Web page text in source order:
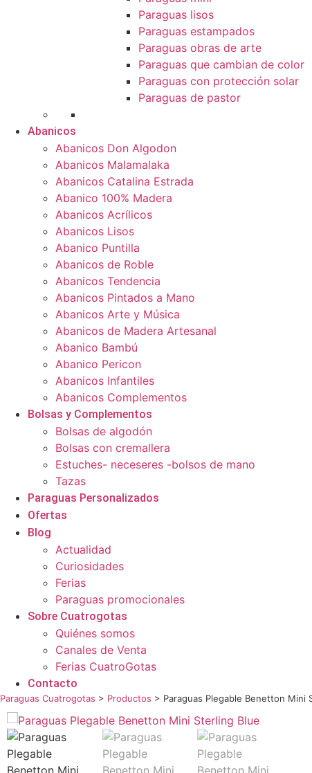
Paraguas lisos
Paraguas estampados
Paraguas obras de arte
Paraguas que cambian de color
Paraguas con protección solar
Paraguas de pastor
Abanicos
Abanicos Don Algodon
Abanicos Malamalaka
Abanicos Catalina Estrada
Abanico 100% Madera
Abanicos Acrílicos
Abanicos Lisos
Abanico Puntilla
Abanicos de Roble
Abanicos Tendencia
Abanicos Pintados a Mano
Abanicos Arte y Música
Abanicos de Madera Artesanal
Abanico Bambú
Abanico Pericon
Abanicos Infantiles
Abanicos Complementos
Bolsas y Complementos
Bolsas de algodón
Bolsas con cremallera
Estuches- neceseres -bolsos de mano
Tazas
Paraguas Personalizados
Ofertas
Blog
Actualidad
Curiosidades
Ferias
Paraguas promocionales
Sobre Cuatrogotas
Quiénes somos
Canales de Venta
Ferias CuatroGotas
Contacto
Paraguas Cuatrogotas > Productos > Paraguas Plegable Benetton Mini